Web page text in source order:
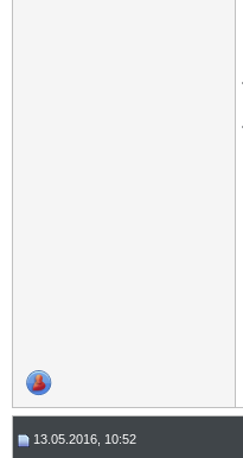
13.05.2016, 10:52